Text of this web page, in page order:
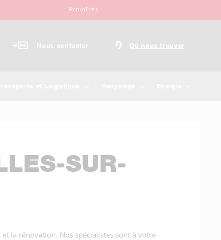
Actualités
Nous contacter Où nous trouver
SUR-
la rénovation. Nos spécialistes sont à votre